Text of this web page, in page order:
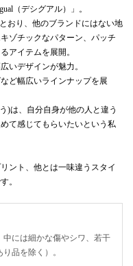
（デシグアル）」。
おり、他のブランドにはない地
ゾチックなパターン、パッチ
アイテムを展開。
いデザインが魅力。
ど幅広いラインナップを展
)は、自分自身が他の人と違う
て感じてもらいたいという私
ント、他とは一味違うスタイ
。
には細かな傷やシワ、若干
品を除く）。